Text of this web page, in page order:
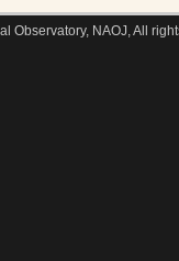
Observatory, NAOJ, All